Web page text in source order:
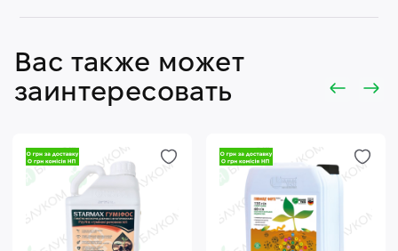
Вас также может
заинтересовать